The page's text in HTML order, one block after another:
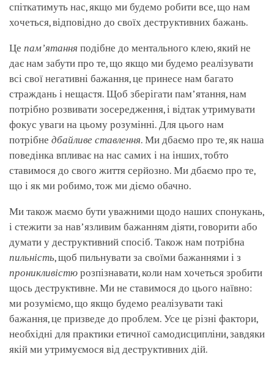
спіткатимуть нас, якщо ми будемо робити все, що нам
хочеться, відповідно до своїх деструктивних бажань.
Це памʼятання подібне до ментального клею, який не
дає нам забути про те, що якщо ми будемо реалізувати
всі свої негативні бажання, це принесе нам багато
страждань і нещастя. Щоб зберігати памʼятання, нам
потрібно розвивати зосередження, і відтак утримувати
фокус уваги на цьому розумінні. Для цього нам
потрібне дбайливе ставлення. Ми дбаємо про те, як наша
поведінка впливає на нас самих і на інших, тобто
ставимося до свого життя серйозно. Ми дбаємо про те,
що і як ми робимо, тож ми діємо обачно.
Ми також маємо бути уважними щодо наших спонукань,
і стежити за навʼязливим бажанням діяти, говорити або
думати у деструктивний спосіб. Також нам потрібна
пильність, щоб пильнувати за своїми бажаннями і з
проникливістю розпізнавати, коли нам хочеться зробити
щось деструктивне. Ми не ставимося до цього наївно:
ми розуміємо, що якщо будемо реалізувати такі
бажання, це призведе до проблем. Усе це різні фактори,
необхідні для практики етичної самодисципліни, завдяки
якій ми утримуємося від деструктивних дій.